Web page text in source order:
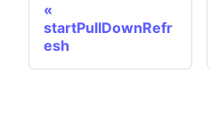
startPullDownRefr
esh